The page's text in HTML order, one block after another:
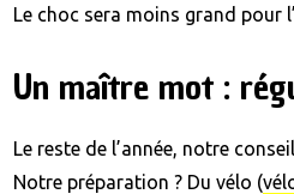
Le choc sera moins grand pour
Un maître mot :
Le reste de l’année, notre
Notre préparation ? Du vélo (